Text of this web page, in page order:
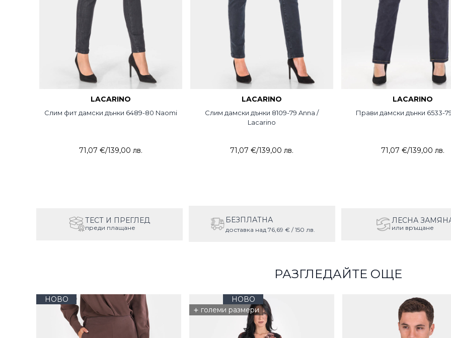
LACARINO
Слим фит дамски дънки 6489-80 Naomi
71,07 €/139,00 лв.
LACARINO
Слим дамски дънки 8109-79 Anna /
Lacarino
71,07 €/139,00 лв.
LACARINO
Прави дамски дънки 6533-
71,07 €/139,00 лв.
ТЕСТ И ПРЕГЛЕД
преди плащане
БЕЗПЛАТНА
доставка над 76,69 € / 150 лв.
ЛЕСНА
или връщане
РАЗГЛЕДАЙТЕ ОЩЕ
НОВО НОВО
+ големи размери